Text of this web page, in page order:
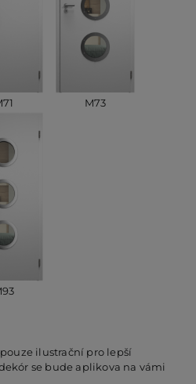
M73
ilustrační pro lepší
se bude aplikova na vámi